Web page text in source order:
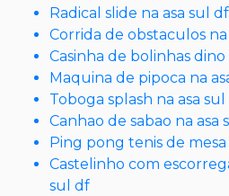
Radical slide na asa sul df
Corrida de obstaculos
Casinha de bolinhas
Maquina de pipoca na
Toboga splash na asa
Canhao de sabao na asa
Ping pong tenis de mesa
Castelinho com
sul df